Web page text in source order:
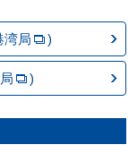
湾局 )
)